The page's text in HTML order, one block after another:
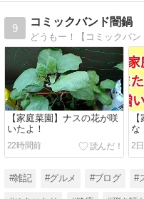
9
コミックバンド闇鍋
【家庭菜園】ナスの花が咲
いたよ！
22時間前
な
ョ
2
#雑記 #グルメ #ブログ #